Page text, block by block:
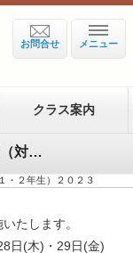
メニュー
お問合せ
クラス案内
【中学生】冬期講習のご案内（対象：中学１・２年生）２０２３
・２年生）２０２３
たします。
日(木)・29日(金)